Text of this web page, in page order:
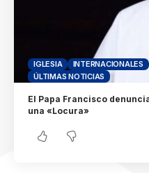
IGLESIA INTERNACIONALES
ÚLTIMAS NOTICIAS
El Papa Francisco
una «Locura»